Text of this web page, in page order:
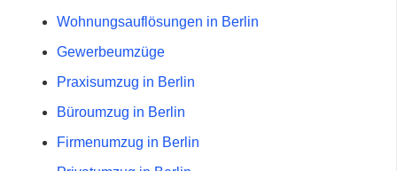
Wohnungsauflösungen in Berlin
Gewerbeumzüge
Praxisumzug in Berlin
Büroumzug in Berlin
Firmenumzug in Berlin